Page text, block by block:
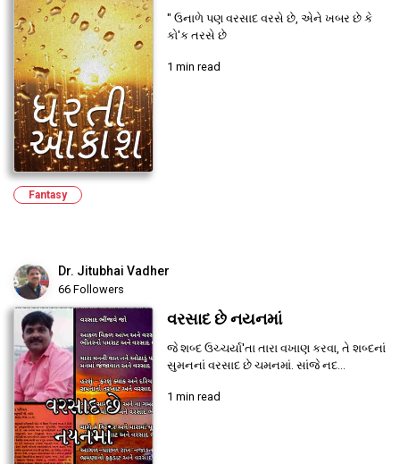
" ઉનાળે પણ વરસાદ વરસે છે, એને ખબર છે કે
કો'ક તરસે છે
1 min read
Fantasy
Dr. Jitubhai Vadher
66 Followers
વરસાદ છે નયનમાં
જે શબ્દ ઉચ્ચર્યા'તા તારા વખાણ કરવા, તે શબ્દનાં
સુમનનાં વરસાદ છે ચમનમાં. સાંજે નદ...
1 min read